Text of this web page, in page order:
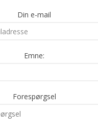
Din e-mail
Emne:
Forespørgsel